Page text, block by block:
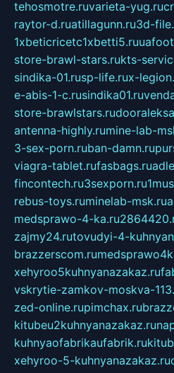
tehosmotre.ruvarieta-yug.ru
raytor-d.ruatillagunn.ru3d-
1xbeticricetc1xbetti5.ru
store-brawl-stars.rukts-
sindika-01.rusp-life.rux-
e-abis-1-c.rusindika01.ru
store-brawlstars.ru
antenna-highly.rumine-lab-
3-sex-porn.ruban-damn.ru
viagra-tablet.rufasbags.ru
fincontech.ru3sexporn.ru
rebus-toys.ruminelab-msk.ru
medsprawo-4-ka.ru
zajmy24.rutovudyi-4-
brazzerscom.ru
xehyroo5kuhnyanazakaz.ru
vskrytie-zamkov-moskva-
zed-online.rupimchax.ru
kitubeu2kuhnyanazakaz.ru
kuhnyaofabrikaufabrik.ru
xehyroo-5-kuhnyanazakaz.ru